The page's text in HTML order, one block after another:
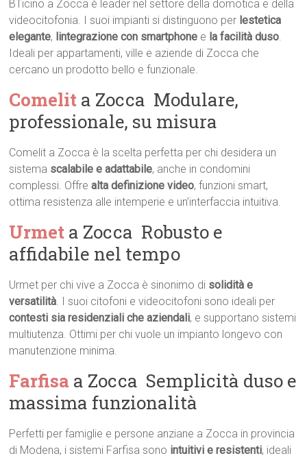
BTicino a Zocca è leader nel settore della domotica e della
videocitofonia. I suoi impianti si distinguono per lestetica
elegante, lintegrazione con smartphone e la facilità duso.
Ideali per appartamenti, ville e aziende di Zocca che
cercano un prodotto bello e funzionale.
Comelit a Zocca  Modulare,
professionale, su misura
Comelit a Zocca è la scelta perfetta per chi desidera un
sistema scalabile e adattabile, anche in condomini
complessi. Offrealta definizione video, funzioni smart,
ottima resistenza alle intemperie e un’interfaccia intuitiva.
Urmet a Zocca  Robusto e
affidabile nel tempo
Urmet per chi vive a Zocca è sinonimo di solidità e
versatilità. I suoi citofoni e videocitofoni sono ideali per
contesti sia residenziali che aziendali, e supportano sistemi
multiutenza. Ottimi per chi vuole un impianto longevo con
manutenzione minima.
Farfisa a Zocca  Semplicità duso e
massima funzionalità
Perfetti per famiglie e persone anziane a Zocca in provincia
di Modena, i sistemi Farfisa sono intuitivi e resistenti, ideali